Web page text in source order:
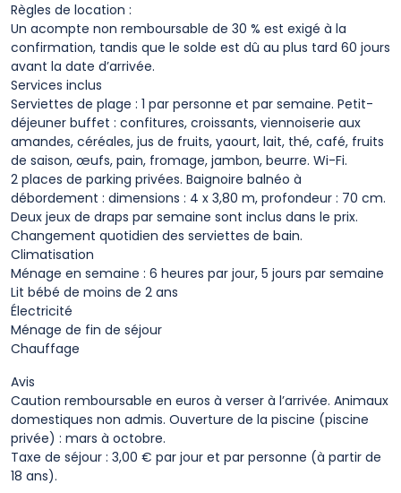
Règles de location :
Un acompte non remboursable de 30 % est exigé à la
confirmation, tandis que le solde est dû au plus tard 60 jours
avant la date d’arrivée.
Services inclus
Serviettes de plage : 1 par personne et par semaine. Petit-
déjeuner buffet : confitures, croissants, viennoiserie aux
amandes, céréales, jus de fruits, yaourt, lait, thé, café, fruits
de saison, œufs, pain, fromage, jambon, beurre. Wi-Fi.
2 places de parking privées. Baignoire balnéo à
débordement : dimensions : 4 x 3,80 m, profondeur : 70 cm.
Deux jeux de draps par semaine sont inclus dans le prix.
Changement quotidien des serviettes de bain.
Climatisation
Ménage en semaine : 6 heures par jour, 5 jours par semaine
Lit bébé de moins de 2 ans
Électricité
Ménage de fin de séjour
Chauffage
Avis
Caution remboursable en euros à verser à l’arrivée. Animaux
domestiques non admis. Ouverture de la piscine (piscine
privée) : mars à octobre.
Taxe de séjour : 3,00 € par jour et par personne (à partir de
18 ans).